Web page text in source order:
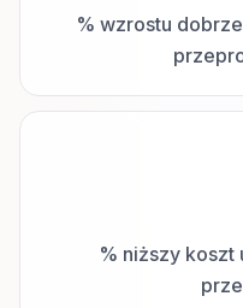
% wzrostu
% niższy koszt